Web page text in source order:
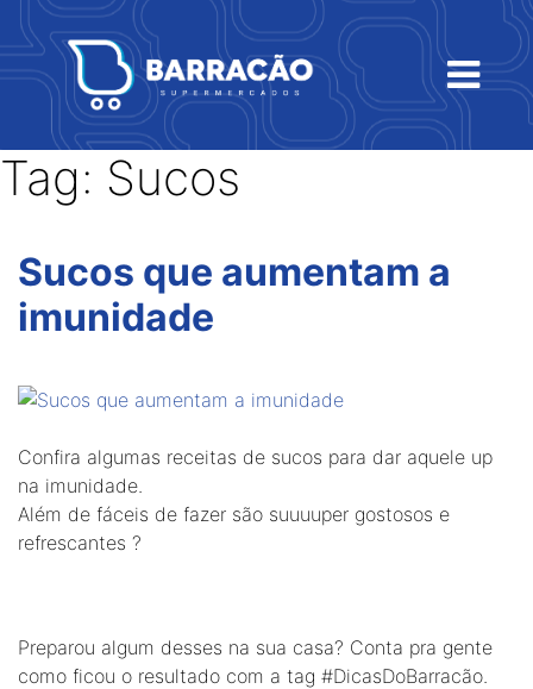
Tag: Sucos
Sucos que aumentam a
imunidade
Confira algumas receitas de sucos para dar aquele up
na imunidade.
Além de fáceis de fazer são suuuuper gostosos e
refrescantes ?
Preparou algum desses na sua casa? Conta pra gente
como ficou o resultado com a tag #DicasDoBarracão.